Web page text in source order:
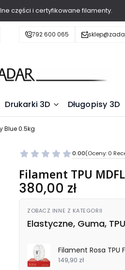
części i certyfikowane filamenty.
792 600 065
Drukarki 3D Długopisy 3D
Blue 0.5kg
0.00(Oceny: 0
Filament TPU
Cena
380,00 zł
ZOBACZ INNE Z KATEGORII
Elastyczne, Guma, TPU
Filament Rosa TPU
149,90 zł